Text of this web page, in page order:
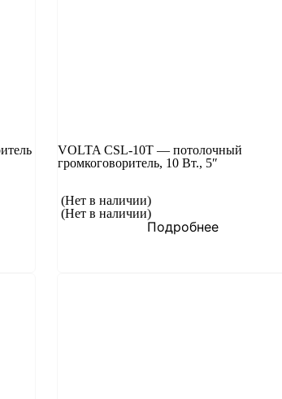
VOLTA CSL-10T — потолочный
громкоговоритель, 10 Вт., 5″
(Нет в наличии)
(Нет в наличии)
Подробнее